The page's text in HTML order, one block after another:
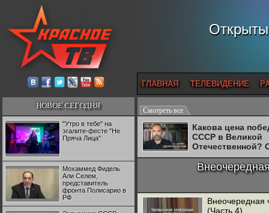
ГЛАВНАЯ ТЕЛЕВИДЕНИЕ
НОВОЕ СЕГОДНЯ
"Утро в тебе" на
эгалите-фесте "Не
Пряча Лица"
Мохаммед Фидель
Али Селем,
представитель
фронта Полисарио в
РФ
Смотреть все
Какова цена
СССР в Великой
Отечественной?
Двуреченский о
потерянной
(Часть 4)